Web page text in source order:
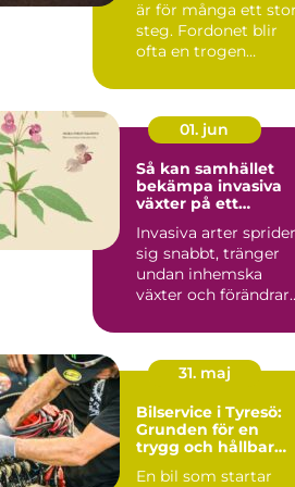
är för många ett
steg. Fordonet blir
ofta en trogen
01. jun
Så kan samhället
bekämpa invasiva
växter på ett
Invasiva arter sprider
sig snabbt, tränger
undan inhemska
växter och förändrar
Kommu...
31. maj
Bilservice i Tyresö:
Grunden för en
trygg och hållbar
En bil som startar